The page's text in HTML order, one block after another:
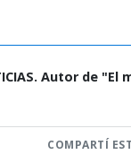
Autor de "El
COMPARTÍ